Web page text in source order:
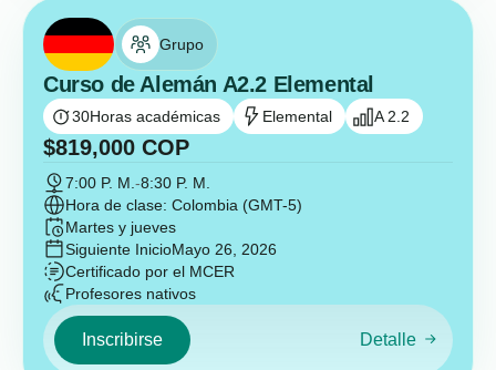
Grupo
Curso de Alemán A2.2 Elemental
30Horas académicas Elemental A 2.2
$819,000 COP
7:00 P. M. -8:30 P. M.
Hora de clase: Colombia (GMT-5)
Martes y jueves
Siguiente InicioMayo 26, 2026
Certificado por el MCER
Profesores nativos
Inscribirse Detalle